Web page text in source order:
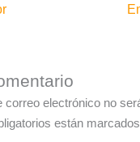
correo electrónico no
están